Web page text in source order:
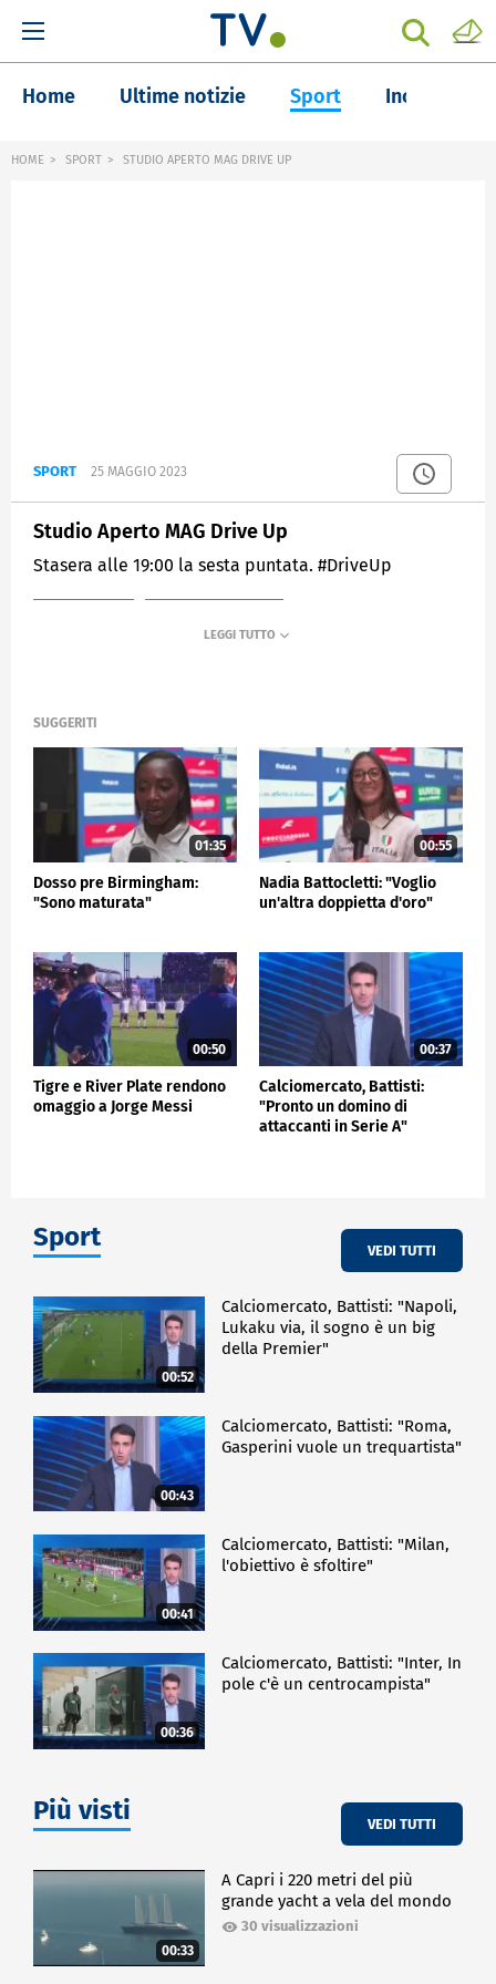
Home Ultime notizie Sport Inchieste
HOME SPORT STUDIO APERTO MAG DRIVE UP
SPORT 25 MAGGIO 2023
Studio Aperto MAG Drive Up
Stasera alle 19:00 la sesta puntata. #DriveUp
SUGGERITI
01:35
Dosso pre Birmingham:
"Sono maturata"
00:55
Nadia Battocletti: "Voglio
un'altra doppietta d'oro"
00:50
Tigre e River Plate rendono
omaggio a Jorge Messi
00:37
Calciomercato, Battisti:
"Pronto un domino di
attaccanti in Serie A"
Sport VEDI TUTTI
00:52
Calciomercato, Battisti: "Napoli,
Lukaku via, il sogno è un big
della Premier"
00:43
Calciomercato, Battisti: "Roma,
Gasperini vuole un trequartista"
00:41
Calciomercato, Battisti: "Milan,
l'obiettivo è sfoltire"
00:36
Calciomercato, Battisti: "Inter, In
pole c'è un centrocampista"
Più visti VEDI TUTTI
00:33
A Capri i 220 metri del più
grande yacht a vela del mondo
30 visualizzazioni